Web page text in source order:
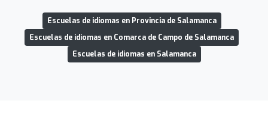
Escuelas de idiomas en Provincia de Salamanca
Escuelas de idiomas en Comarca de Campo de Salamanca
Escuelas de idiomas en Salamanca